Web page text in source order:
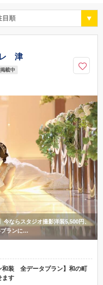
レ 津
載中
今ならスタジオ撮影洋装5,500円、
プランに…
和装 全データプラン】和の町
ます